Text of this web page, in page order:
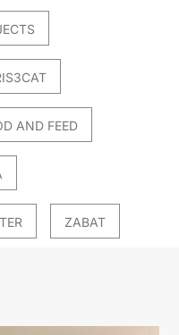
AND FEED
ZABAT